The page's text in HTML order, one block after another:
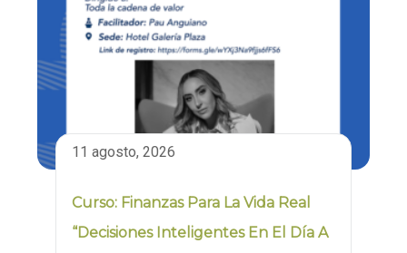
11 agosto, 2026
Curso: Finanzas Para La Vida Real
“Decisiones Inteligentes En El Día A